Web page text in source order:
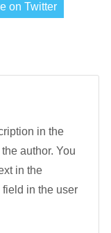
on Twitter
in the
author. You
in the
in the user